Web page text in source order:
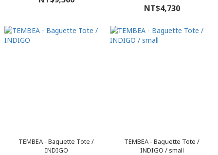
NT$4,730
TEMBEA - Baguette Tote /
INDIGO
TEMBEA - Baguette Tote /
INDIGO / small